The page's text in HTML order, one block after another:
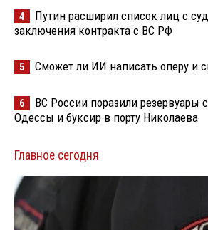
4
Путин расширил список лиц с
заключения контракта с ВС РФ
5 Сможет ли ИИ написать оперу и
6
ВС России поразили резервуары
Одессы и буксир в порту Николаева
Главное сегодня